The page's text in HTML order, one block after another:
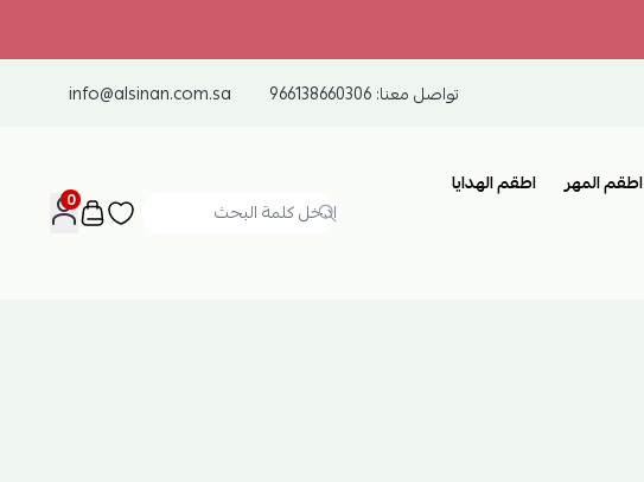
تواصل معنا:966138660306
info@alsinan.com.sa
اطقم المهر
اطقم الهدايا
0